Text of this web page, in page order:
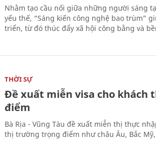
Nhằm tạo cầu nối giữa những người sáng
yếu thế, “Sáng kiến công nghệ bao trùm”
triển, từ đó thúc đẩy xã hội công bằng và
THỜI SỰ
Đề xuất miễn visa cho
điểm
Bà Rịa - Vũng Tàu đề xuất miễn thị thực
thị trường trọng điểm như châu Âu, Bắc